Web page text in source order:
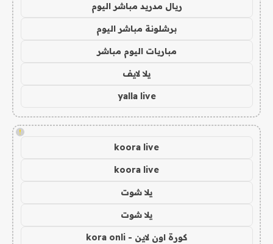
ريال مدريد مباشر اليوم
برشلونة مباشر اليوم
مباريات اليوم مباشر
يلا لايف
yalla live
!
koora live
koora live
يلا شوت
يلا شوت
كورة اون لاين - kora onli